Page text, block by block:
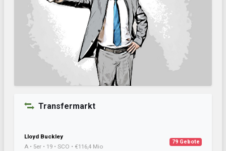
Transfermarkt
Lloyd Buckley
A • 5er • 19 • SCO • €116,4 Mio
79 Gebote